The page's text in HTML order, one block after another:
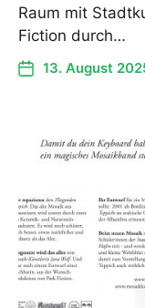
Raum mit
Fiction durch…
13. August